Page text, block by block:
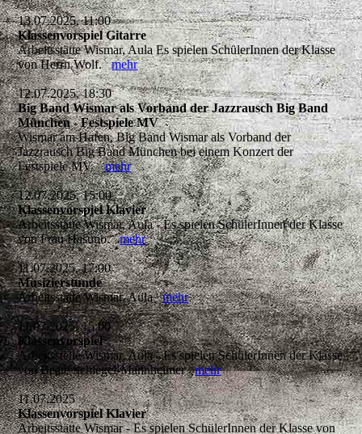
13.07.2025, 11:00
Klassenvorspiel Gitarre
Arbeitsstätte Wismar, Aula Es spielen SchülerInnen der Klasse
von Herrn Wolf.mehr
12.07.2025, 18:30
Big Band Wismar als Vorband der Jazzrausch Big Band
München - Festspiele MV
Wismar am Hafen, Big Band Wismar als Vorband der
Jazzrausch Big Band München bei einem Konzert der
Festspiele MVmehr
12.07.2025, 15:00
Klassenvorspiel Klavier
Arbeitsstätte Wismar, Aula - Es spielen SchülerInnen der Klasse
von Frau Hasuno.mehr
11.07.2025, 17:00
Musizierstunde
Arbeitsstätte Wismar, Aulamehr
11.07.2025, 15:00
Klassenvorspiel
Arbeitsstelle Wismar, Aula - Es spielen SchülerInnen der Klasse
von Beate Schlegel-Mannheimermehr
11.07.2025
Klassenvorspiel Klavier
Arbeitsstätte Wismar - Es spielen SchülerInnen der Klasse von